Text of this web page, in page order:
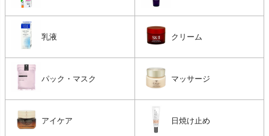
乳液 クリーム
パック・マスク マッサージ
アイケア 日焼け止め